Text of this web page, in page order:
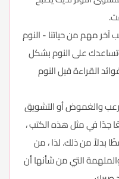
آخر مهم من حياتنا - النوم
على النوم بشكل
القراءة قبل النوم
والغموض أو التشويق
جدًا في مثل هذه الكتب ،
بدلاً من ذلك. لذا ، من
التي من شأنها أن